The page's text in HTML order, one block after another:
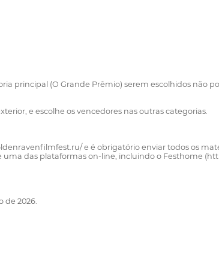
principal (O Grande Prêmio) serem escolhidos não
e escolhe os vencedores nas outras categorias.
e é obrigatório enviar todos os
uma das plataformas on-line, incluindo o Festhome
de 2026.